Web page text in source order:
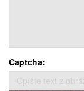
Captcha: